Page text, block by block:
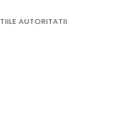
AUTORITATII